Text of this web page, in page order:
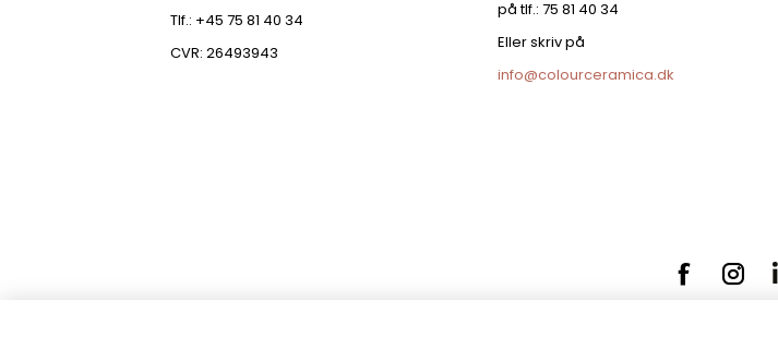
Tlf.: +45 75 81 40 34
CVR: 26493943
på tlf.: 75 81 40 34
Eller skriv på
info@colourceramica.dk